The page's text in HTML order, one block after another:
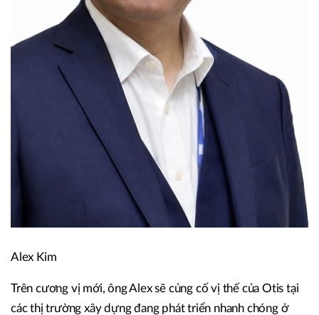
Alex Kim
Trên cương vị mới, ông Alex sẽ củng cố vị thế của Otis tại
các thị trường xây dựng đang phát triển nhanh chóng ở